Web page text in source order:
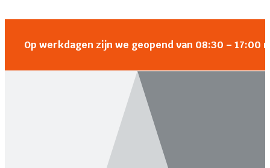
Op werkdagen zijn we geopend van 08:30 –